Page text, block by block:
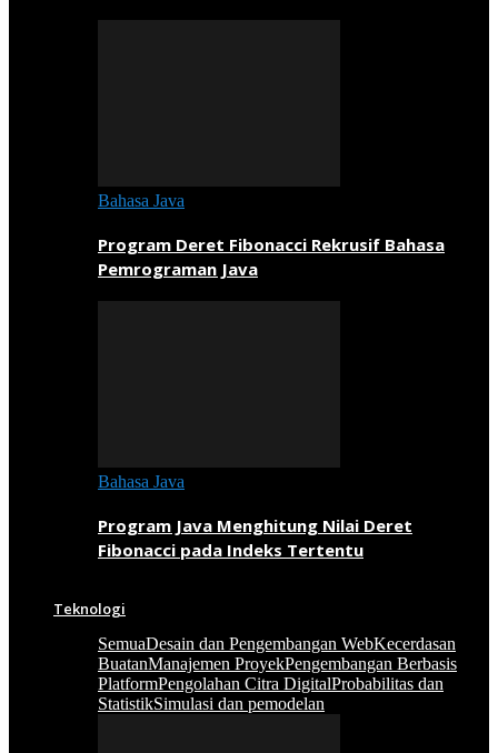
Bahasa Java
Program Deret Fibonacci Rekrusif Bahasa
Pemrograman Java
Bahasa Java
Program Java Menghitung Nilai Deret
Fibonacci pada Indeks Tertentu
Teknologi
SemuaDesain dan Pengembangan WebKecerdasan
BuatanManajemen ProyekPengembangan Berbasis
PlatformPengolahan Citra DigitalProbabilitas dan
StatistikSimulasi dan pemodelan